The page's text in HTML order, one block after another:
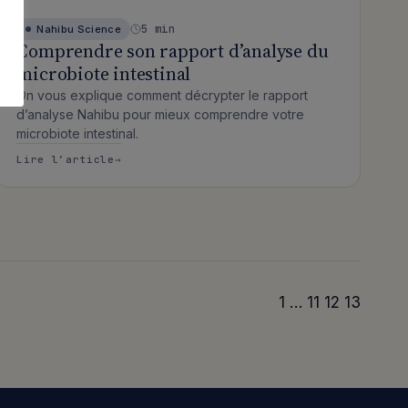
de l’obésité ?
Nahibu Science 5 min
Comprendre son rapport d’analyse du
microbiote intestinal
On vous explique comment décrypter le rapport
d’analyse Nahibu pour mieux comprendre votre
microbiote intestinal.
Lire l’article: Comprendre son rapport d’analyse du
1 … 11 12 13